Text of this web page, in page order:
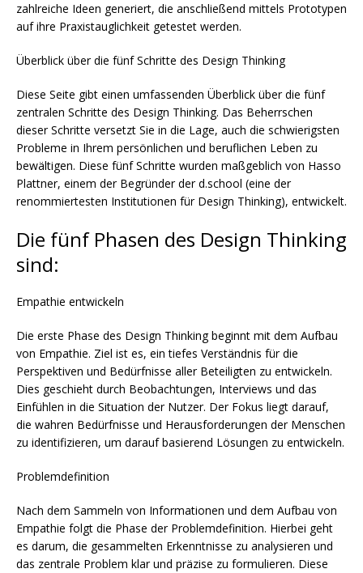
zahlreiche Ideen generiert, die anschließend mittels Prototypen
auf ihre Praxistauglichkeit getestet werden.
Überblick über die fünf Schritte des Design Thinking
Diese Seite gibt einen umfassenden Überblick über die fünf
zentralen Schritte des Design Thinking. Das Beherrschen
dieser Schritte versetzt Sie in die Lage, auch die schwierigsten
Probleme in Ihrem persönlichen und beruflichen Leben zu
bewältigen. Diese fünf Schritte wurden maßgeblich von Hasso
Plattner, einem der Begründer der d.school (eine der
renommiertesten Institutionen für Design Thinking), entwickelt.
Die fünf Phasen des Design Thinking
sind:
Empathie entwickeln
Die erste Phase des Design Thinking beginnt mit dem Aufbau
von Empathie. Ziel ist es, ein tiefes Verständnis für die
Perspektiven und Bedürfnisse aller Beteiligten zu entwickeln.
Dies geschieht durch Beobachtungen, Interviews und das
Einfühlen in die Situation der Nutzer. Der Fokus liegt darauf,
die wahren Bedürfnisse und Herausforderungen der Menschen
zu identifizieren, um darauf basierend Lösungen zu entwickeln.
Problemdefinition
Nach dem Sammeln von Informationen und dem Aufbau von
Empathie folgt die Phase der Problemdefinition. Hierbei geht
es darum, die gesammelten Erkenntnisse zu analysieren und
das zentrale Problem klar und präzise zu formulieren. Diese